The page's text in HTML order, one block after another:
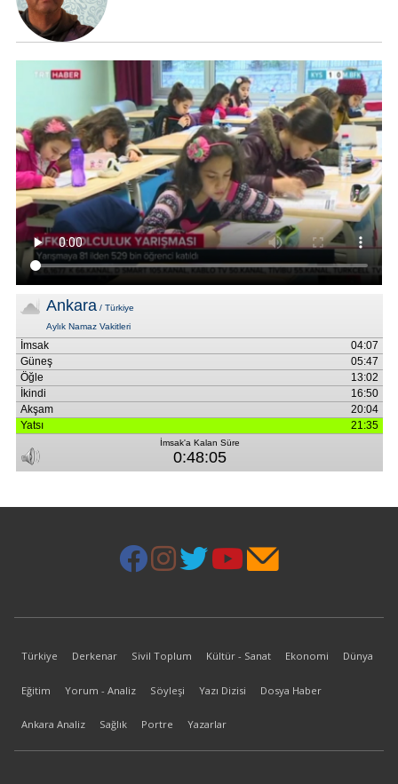
Türkiye Derkenar Sivil Toplum Kültür - Sanat Ekonomi Dünya
Eğitim Yorum - Analiz Söyleşi Yazı Dizisi Dosya Haber
Ankara Analiz Sağlık Portre Yazarlar